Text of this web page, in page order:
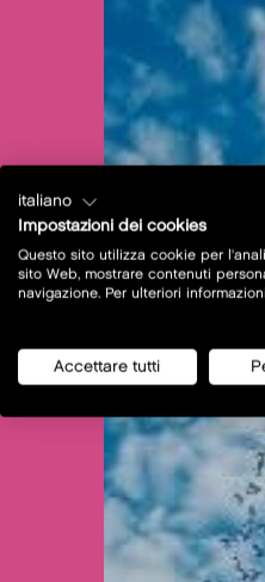
italiano
Impostazioni dei cookies
Questo sito utilizza cookie per
sito Web, mostrare contenuti
navigazione. Per ulteriori
Accettare tutti